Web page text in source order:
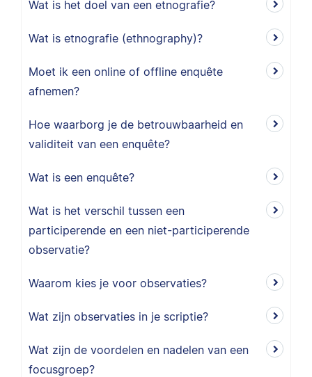
Wat is het doel van een etnografie?
Wat is etnografie (ethnography)?
Moet ik een online of offline enquête
afnemen?
Hoe waarborg je de betrouwbaarheid en
validiteit van een enquête?
Wat is een enquête?
Wat is het verschil tussen een
participerende en een niet-participerende
observatie?
Waarom kies je voor observaties?
Wat zijn observaties in je scriptie?
Wat zijn de voordelen en nadelen van een
focusgroep?